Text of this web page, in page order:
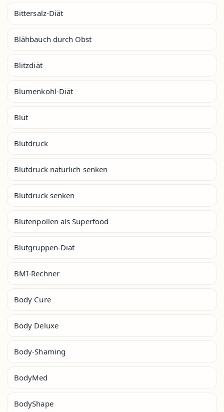
Bittersalz-Diät
Blähbauch durch Obst
Blitzdiät
Blumenkohl-Diät
Blut
Blutdruck
Blutdruck natürlich senken
Blutdruck senken
Blütenpollen als Superfood
Blutgruppen-Diät
BMI-Rechner
Body Cure
Body Deluxe
Body-Shaming
BodyMed
BodyShape